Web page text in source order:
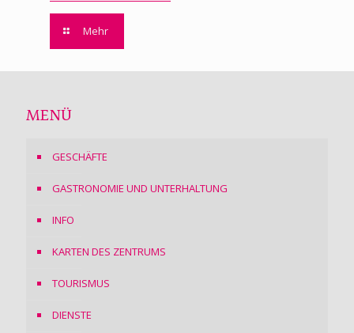
Mehr
MENÜ
GESCHÄFTE
GASTRONOMIE UND UNTERHALTUNG
INFO
KARTEN DES ZENTRUMS
TOURISMUS
DIENSTE